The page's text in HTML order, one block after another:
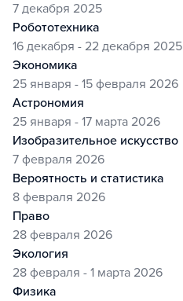
7 декабря 2025
робототехника
16 декабря - 22 декабря 2025
экономика
25 января - 15 февраля 2026
астрономия
25 января - 17 марта 2026
изобразительное искусство
7 февраля 2026
вероятность и статистика
8 февраля 2026
право
28 февраля 2026
экология
28 февраля - 1 марта 2026
физика